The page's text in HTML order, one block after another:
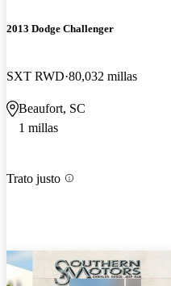
2013 Dodge Challenger
SXT RWD 80,032 millas
Beaufort, SC
1 millas
Trato justo